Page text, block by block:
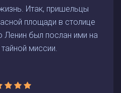
Итак, пришельцы
площади в столице
Ленин был послан ими на
миссии.